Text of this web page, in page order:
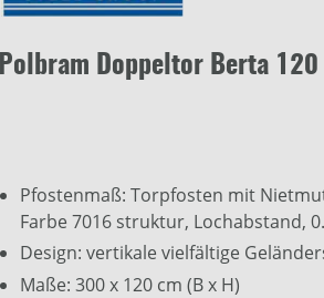
Polbram Doppeltor Berta
Pfostenmaß: Torpfosten mit
Farbe 7016 struktur, Lochabstand,
Design: vertikale vielfältige
Maße: 300 x 120 cm (B x H)